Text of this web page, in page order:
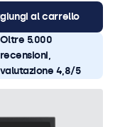
al carrello
Oltre 5.000
recensioni,
valutazione 4,8/5